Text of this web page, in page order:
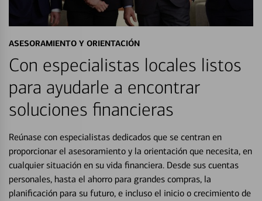
ASESORAMIENTO Y ORIENTACIÓN
Con especialistas locales listos
para ayudarle a encontrar
soluciones financieras
Reúnase con especialistas dedicados que se centran en
proporcionar el asesoramiento y la orientación que necesita, en
cualquier situación en su vida financiera. Desde sus cuentas
personales, hasta el ahorro para grandes compras, la
planificación para su futuro, e incluso el inicio o crecimiento de